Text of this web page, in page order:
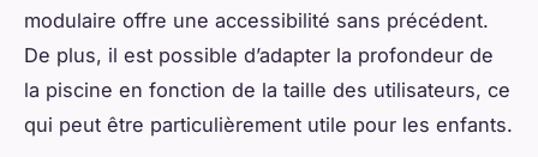
modulaire offre une accessibilité sans précédent.
De plus, il est possible d’adapter la profondeur de
la piscine en fonction de la taille des utilisateurs, ce
qui peut être particulièrement utile pour les enfants.